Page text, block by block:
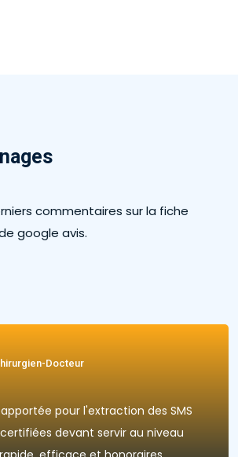
commentaires sur la fiche
google avis.
Docteur
pour l'extraction des SMS
devant servir au niveau